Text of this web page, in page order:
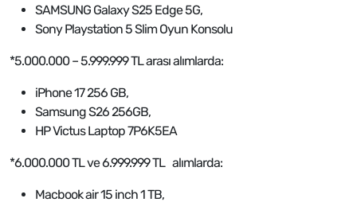
SAMSUNG Galaxy S25 Edge 5G,
Sony Playstation 5 Slim Oyun Konsolu
*5.000.000 – 5.999.999 TL arası alımlarda:
iPhone 17 256 GB,
Samsung S26 256GB,
HP Victus Laptop 7P6K5EA
*6.000.000 TL ve 6.999.999 TL alımlarda:
Macbook air 15 inch 1 TB,